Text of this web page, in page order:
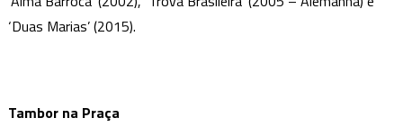
‘Duas Marias’ (2015).
Tambor na Praça